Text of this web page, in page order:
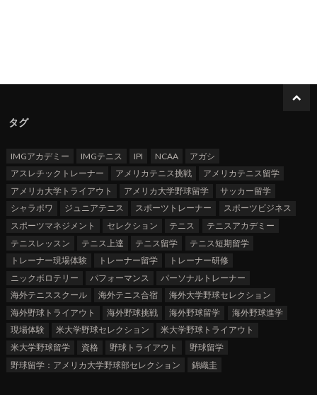
タグ
IMGアカデミー IMGテニス IPI NCAA
アガシ
アスレチックトレーナー
アメリカテニス挑戦
アメリカテニス留学
アメリカ大学トライアウト
アメリカ大学野球留学
サッカー留学
シャラポワ
ジュニアテニス スポーツトレーナー
スポーツビジネス
スポーツマネジメント
セレクション テニス
テニスアカデミー
テニスレッスン
テニス上達 テニス留学
テニス短期留学
トレーナー現場体験
トレーナー留学
トレーナー研修
ニックボロテリー
パフォーマンス
パーソナルトレーナー
海外テニススクール
海外テニス合宿
海外大学野球セレクション
海外野球トライアウト
海外野球挑戦 海外野球留学
海外野球進学
現場体験
米大学野球セレクション
米大学野球トライアウト
米大学野球留学
資格 野球トライアウト
野球留学
野球留学：アメリカ大学野球部セレクション
錦織圭